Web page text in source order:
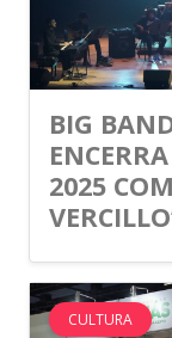
BIG
2025
CULTURA